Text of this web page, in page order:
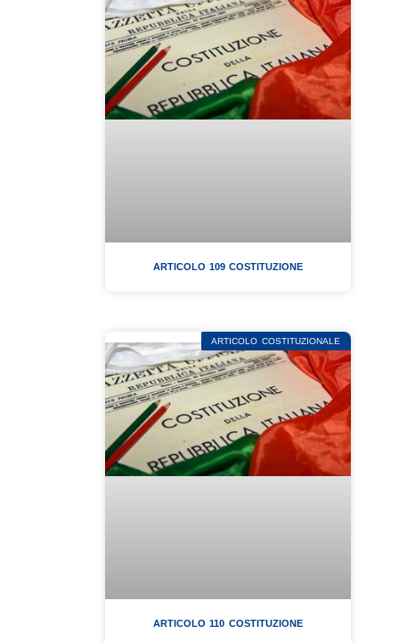
ARTICOLO 109 COSTITUZIONE
ARTICOLO COSTITUZIONALE
ARTICOLO 110 COSTITUZIONE